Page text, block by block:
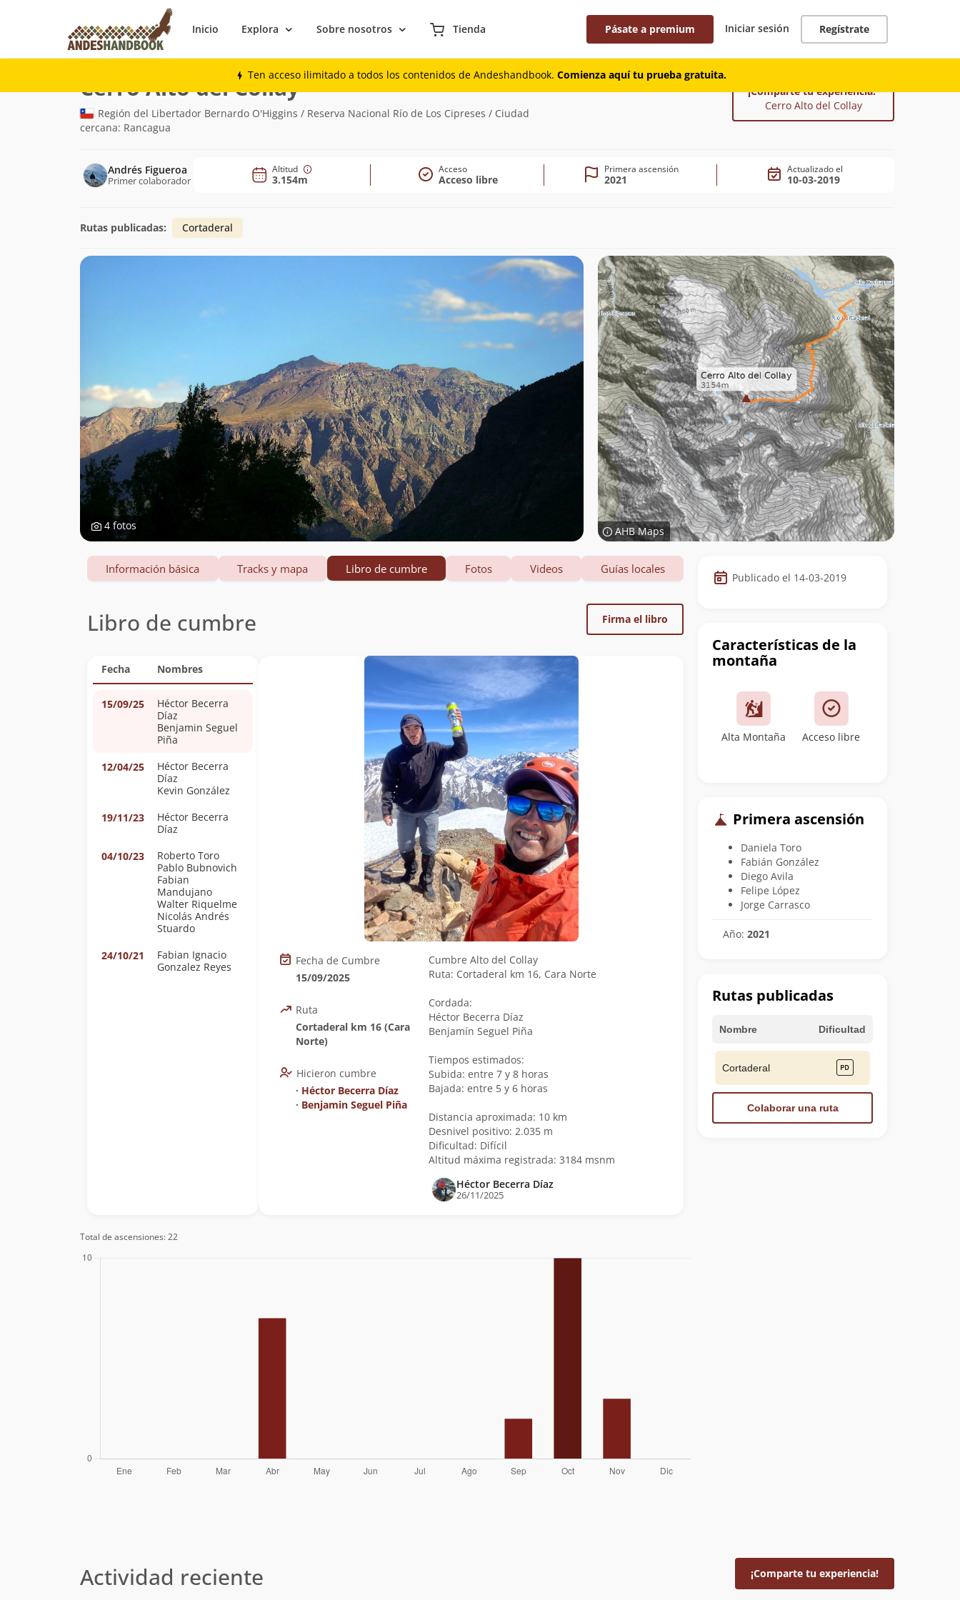
Inicio Explora Sobre nosotros Tienda Pásate a premium Iniciar sesión Regístrate
Ten acceso ilimitado a todos los contenidos de Andeshandbook. Comienza aquí tu prueba gratuita.
Montaña
Cerro Alto del Collay(3.154m)
Región del Libertador Bernardo O'Higgins / Reserva Nacional Río de Los Cipreses / Ciudad
cercana: Rancagua
¡Comparte tu experiencia!
Cerro Alto del Collay
Andrés Figueroa
Primer colaborador
Altitud
3.154m
Acceso
Acceso libre
Primera ascensión
2021
Actualizado el
10-03-2019
Rutas publicadas: Cortaderal
4 fotos AHB Maps
Datos
de
cumbre
Publicado el 14-03-2019
Características de la
montaña
Alta Montaña Acceso libre
Primera ascensión
Daniela Toro
Fabián González
Diego Avila
Felipe López
Jorge Carrasco
Año: 2021
Rutas publicadas
Nombre Dificultad
Cortaderal
Colaborar una ruta
Información básica Tracks y mapa Libro de cumbre Fotos Videos Guías locales
Libro de cumbre Firma el libro
Fecha Nombres
15/09/25
Héctor Becerra
Díaz
Benjamin Seguel
Piña
12/04/25
Héctor Becerra
Díaz
Kevin González
19/11/23
Héctor Becerra
Díaz
04/10/23
Roberto Toro
Pablo Bubnovich
Fabian
Mandujano
Walter Riquelme
Nicolás Andrés
Stuardo
24/10/21
Fabian Ignacio
Gonzalez Reyes
Fecha de Cumbre
15/09/2025
Ruta
Cortaderal km 16 (Cara
Norte)
Hicieron cumbre
∙ Héctor Becerra Díaz
∙ Benjamin Seguel Piña
Cumbre Alto del Collay
Ruta: Cortaderal km 16, Cara Norte
Cordada:
Héctor Becerra Díaz
Benjamín Seguel Piña
Tiempos estimados:
Subida: entre 7 y 8 horas
Bajada: entre 5 y 6 horas
Distancia aproximada: 10 km
Desnivel positivo: 2.035 m
Dificultad: Difícil
Altitud máxima registrada: 3184 msnm
Héctor Becerra Díaz
26/11/2025
Total de ascensiones: 22
Actividad reciente ¡Comparte tu experiencia!